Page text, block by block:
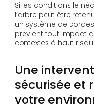
Si les conditions le
l’arbre peut être
un système de
prévient tout impact
contextes à haut
Une
sécurisée et
votre